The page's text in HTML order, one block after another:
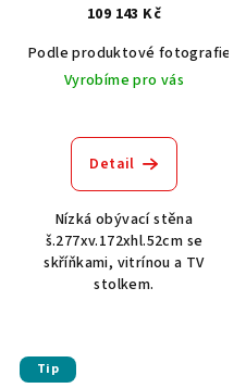
Akát vintage BT1551
Dub světlý
109 143 Kč
Podle produktové fotografie
Vyrobíme pro vás
Detail
Nízká obývací stěna
š.277xv.172xhl.52cm se
skříňkami, vitrínou a TV
stolkem.
Tip